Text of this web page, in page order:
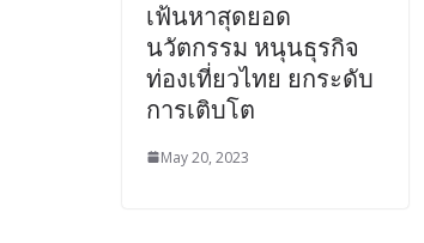
เฟ้นหาสุดยอด
นวัตกรรม หนุนธุรกิจ
ท่องเที่ยวไทย ยกระดับ
การเติบโต
May 20, 2023